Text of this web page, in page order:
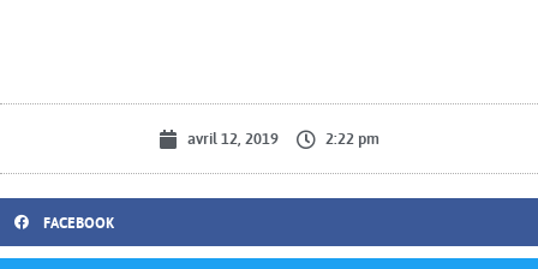
avril 12, 2019 2:22 pm
FACEBOOK